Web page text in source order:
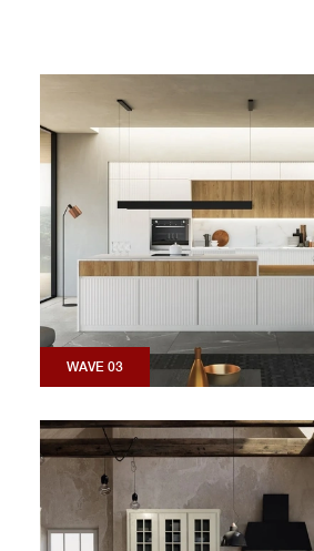
WAVE 03